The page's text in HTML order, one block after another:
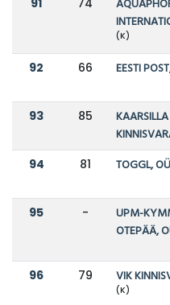
(K)
92 66 EESTI
93 85
KAARSILLA
94 81 TOGGL, OÜ
95 -
UPM-
OTEPÄÄ,
96 79 VIK
(K)